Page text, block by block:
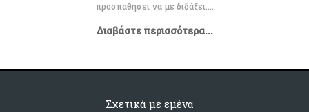
προσπαθήσει να με διδάξει....
Διαβάστε περισσότερα...
Σχετικά με εμένα